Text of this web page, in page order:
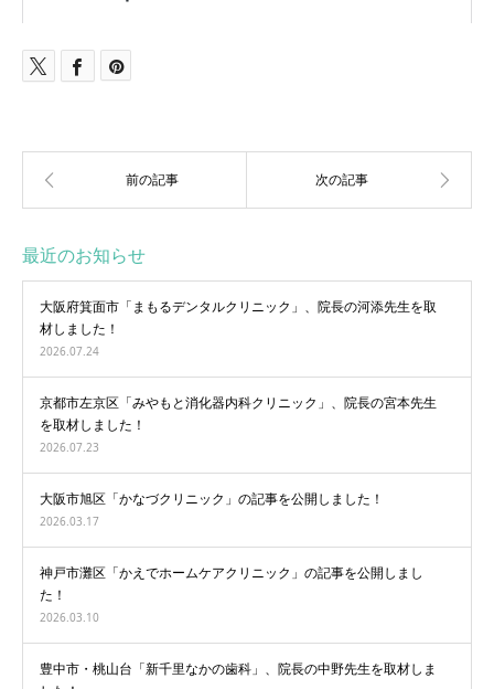
最近のお知らせ
大阪府箕面市「まもるデンタルクリニック」、院長の河添先生を取
材しました！
2026.07.24
京都市左京区「みやもと消化器内科クリニック」、院長の宮本先生
を取材しました！
2026.07.23
大阪市旭区「かなづクリニック」の記事を公開しました！
2026.03.17
神戸市灘区「かえでホームケアクリニック」の記事を公開しまし
た！
2026.03.10
豊中市・桃山台「新千里なかの歯科」、院長の中野先生を取材しま